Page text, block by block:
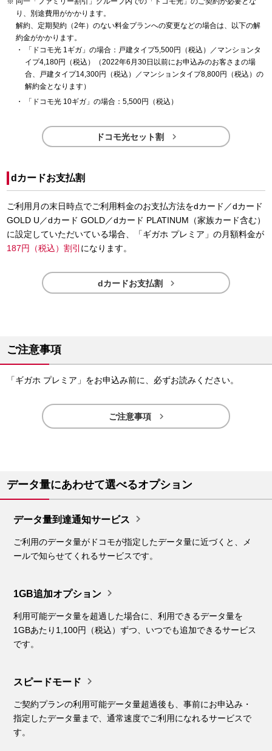
り、別途費用がかかります。
解約、定期契約（2年）のない料金プランへの変更などの場合は、以下の解
約金がかかります。
「ドコモ光 1ギガ」の場合：戸建タイプ5,500円（税込）／マンションタ
イプ4,180円（税込）（2022年6月30日以前にお申込みのお客さまの場
合、戸建タイプ14,300円（税込）／マンションタイプ8,800円（税込）の
解約金となります）
「ドコモ光 10ギガ」の場合：5,500円（税込）
ドコモ光セット割 
dカードお支払割
ご利用月の末日時点でご利用料金のお支払方法をdカード／dカード
GOLD U／dカード GOLD／dカード PLATINUM（家族カード含む）
に設定していただいている場合、「ギガホ プレミア」の月額料金が
187円（税込）割引 になります。
dカードお支払割 
ご注意事項
「ギガホ プレミア」をお申込み前に、必ずお読みください。
ご注意事項 
データ量にあわせて選べるオプション
データ量到達通知サービス 
ご利用のデータ量がドコモが指定したデータ量に近づくと、メ
ールで知らせてくれるサービスです。
1GB追加オプション 
利用可能データ量を超過した場合に、利用できるデータ量を
1GBあたり1,100円（税込）ずつ、いつでも追加できるサービス
です。
スピードモード 
ご契約プランの利用可能データ量超過後も、事前にお申込み・
指定したデータ量まで、通常速度でご利用になれるサービスで
す。